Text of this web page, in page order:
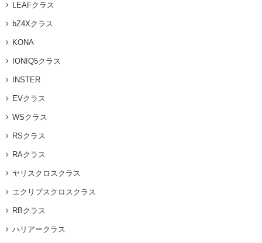
LEAFクラス
bZ4Xクラス
KONA
IONIQ5クラス
INSTER
EVクラス
WSクラス
RSクラス
RAクラス
ヤリスクロスクラス
エクリプスクロスクラス
RBクラス
ハリアークラス